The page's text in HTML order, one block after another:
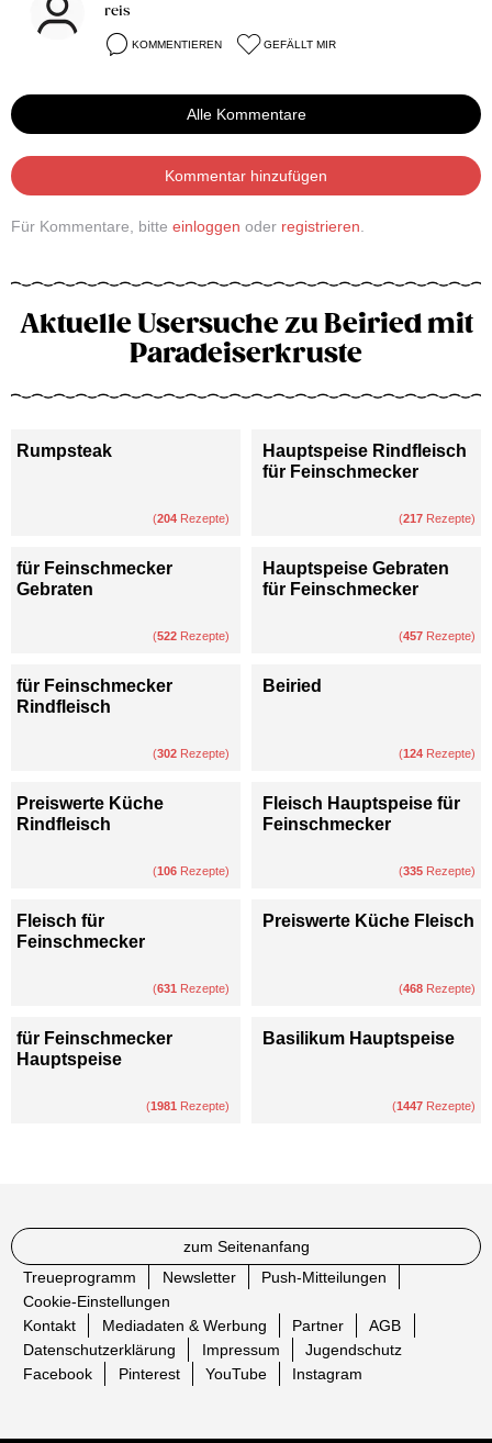
reis
KOMMENTIEREN GEFÄLLT MIR
Alle Kommentare
Kommentar hinzufügen
Für Kommentare, bitte einloggen oder registrieren
Aktuelle Usersuche zu Beiried mit
Paradeiserkruste
Rumpsteak
(204 Rezepte)
Hauptspeise Rindfleisch
für Feinschmecker
(217 Rezepte)
für Feinschmecker
Gebraten
(522 Rezepte)
Hauptspeise Gebraten
für Feinschmecker
(457 Rezepte)
für Feinschmecker
Rindfleisch
(302 Rezepte)
Beiried
(124 Rezepte)
Preiswerte Küche
Rindfleisch
(106 Rezepte)
Fleisch Hauptspeise für
Feinschmecker
(335 Rezepte)
Fleisch für
Feinschmecker
(631 Rezepte)
Preiswerte Küche Fleisch
(468 Rezepte)
für Feinschmecker
Hauptspeise
(1981 Rezepte)
Basilikum Hauptspeise
(1447 Rezepte)
zum Seitenanfang
Treueprogramm
Newsletter
Push-Mitteilungen
Cookie-Einstellungen
Kontakt
Mediadaten & Werbung Partner
AGB
Datenschutzerklärung
Impressum
Jugendschutz
Facebook
Pinterest YouTube Instagram